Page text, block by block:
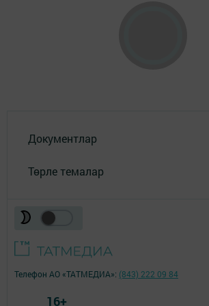
Документлар
Төрле темалар
Телефон АО «ТАТМЕДИА»: (843) 222 09 84
16+